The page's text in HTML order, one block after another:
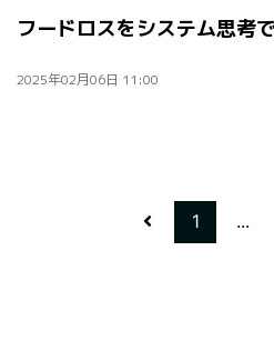
2025年02月06日 11:00
1 ...